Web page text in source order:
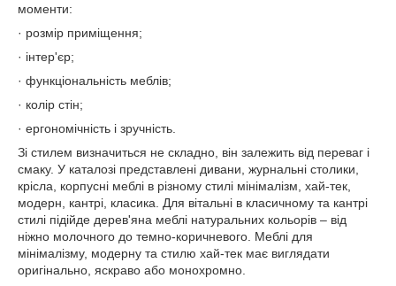
моменти:
· розмір приміщення;
· інтер'єр;
· функціональність меблів;
· колір стін;
· ергономічність і зручність.
Зі стилем визначиться не складно, він залежить від переваг і
смаку. У каталозі представлені дивани, журнальні столики,
крісла, корпусні меблі в різному стилі мінімалізм, хай-тек,
модерн, кантрі, класика. Для вітальні в класичному та кантрі
стилі підійде дерев'яна меблі натуральних кольорів – від
ніжно молочного до темно-коричневого. Меблі для
мінімалізму, модерну та стилю хай-тек має виглядати
оригінально, яскраво або монохромно.